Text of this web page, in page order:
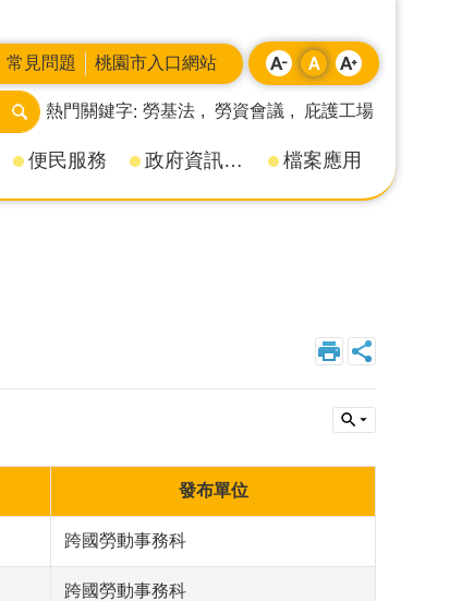
常見問題 桃園市入口網站
熱門關鍵字 勞基法 勞資會議 庇護工場
便民服務 政府資訊公開 檔案應用
發布單位
跨國勞動事務科
跨國勞動事務科